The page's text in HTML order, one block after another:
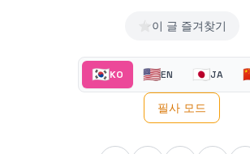
⭐이 글 즐겨찾기
🇰🇷KO 🇺🇸EN 🇯🇵JA
필사 모드